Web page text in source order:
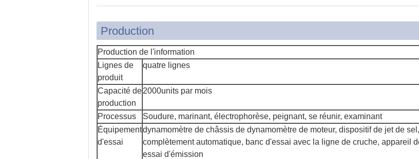
Production
Production de l'information
Lignes de
produit
quatre lignes
Capacité de
production
2000units par mois
Processus
Soudure, marinant, électrophorèse, peignant, se réunir, examinant
Équipement
d'essai
dynamomètre de châssis de dynamomètre de moteur, dispositif de jet de
complètement automatique, banc d'essai avec la ligne de cruche, appareil
essai d'émission